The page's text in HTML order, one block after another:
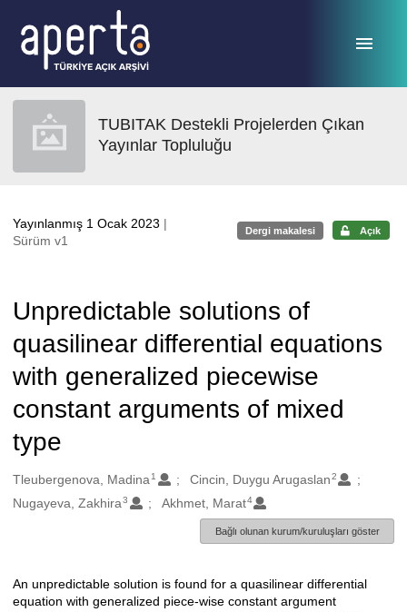
TUBITAK Destekli Projelerden Çıkan
Yayınlar Topluluğu
Yayınlanmış 1 Ocak 2023 |
Sürüm v1
Dergi makalesi Açık
Unpredictable solutions of
quasilinear differential equations
with generalized piecewise
constant arguments of mixed
type
Oluşturanlar
Tleubergenova, Madina 1 Cincin, Duygu Arugaslan2
Nugayeva, Zakhira 3 Akhmet, Marat4
Bağlı olunan kurum/kuruluşları göster
Açıklama
An unpredictable solution is found for a quasilinear differential
equation with generalized piece-wise constant argument